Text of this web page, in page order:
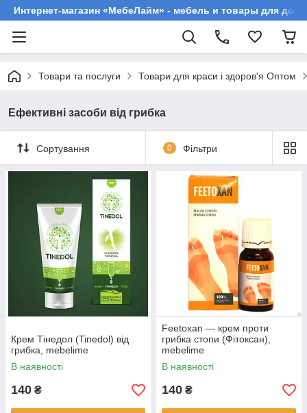
Интернет-магазин «МебеЛайм» - мебель и товары для
Товари та послуги Товари для краси і здоров'я Оптом
Ефективні засоби від грибка
Сортування 0 Фільтри
Крем Тінедол (Tinedol) від
грибка, mebelime
В наявності
140 ₴
Feetoxan — крем проти
грибка стопи (Фітоксан),
mebelime
В наявності
140 ₴